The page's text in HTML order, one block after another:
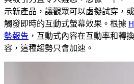
示新產品，讓觀眾可以虛擬試穿，
觸發即時的互動式螢幕效果。根據
勢報告 ，互動式內容在互動率和轉
容，這種趨勢只會加速。